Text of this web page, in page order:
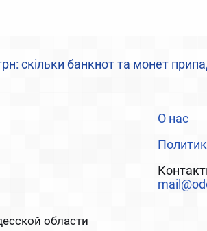
скільки банкнот та монет
О нас
области